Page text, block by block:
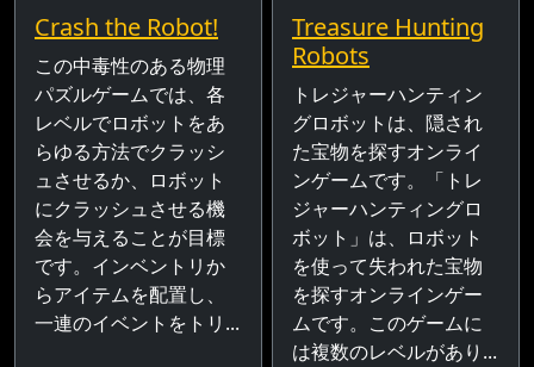
Crash the Robot!
この中毒性のある物理
パズルゲームでは、各
レベルでロボットをあ
らゆる方法でクラッシ
ュさせるか、ロボット
にクラッシュさせる機
会を与えることが目標
です。インベントリか
らアイテムを配置し、
一連のイベントをトリ...
Treasure Hunting
Robots
トレジャーハンティン
グロボットは、隠され
た宝物を探すオンライ
ンゲームです。「トレ
ジャーハンティングロ
ボット」は、ロボット
を使って失われた宝物
を探すオンラインゲー
ムです。このゲームに
は複数のレベルがあり...